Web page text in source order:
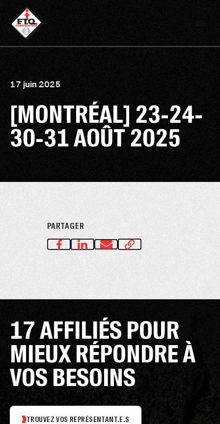
17 juin 2025
[MONTRÉAL] 23-24-
30-31 AOÛT 2025
PARTAGER
17 AFFILIÉS POUR
MIEUX RÉPONDRE À
VOS BESOINS
TROUVEZ VOS REPRÉSENTANT.E.S